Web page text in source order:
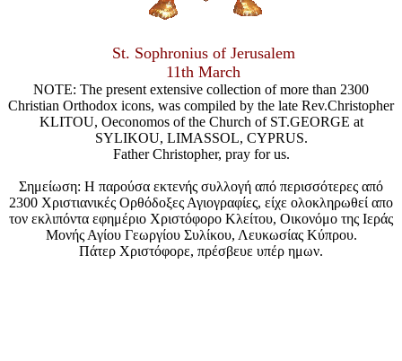
St. Sophronius of Jerusalem
11th March
NOTE: The present extensive collection of more than 2300
Christian Orthodox icons, was compiled by the late Rev.Christopher
KLITOU, Oeconomos of the Church of ST.GEORGE at
SYLIKOU, LIMASSOL, CYPRUS.
Father Christopher, pray for us.
Σημείωση: Η παρούσα εκτενής συλλογή από περισσότερες από
2300 Χριστιανικές Ορθόδοξες Αγιογραφίες, είχε ολοκληρωθεί απο
τον εκλιπόντα εφημέριο Χριστόφορο Κλείτου, Οικονόμο της Ιεράς
Μονής Αγίου Γεωργίου Συλίκου, Λευκωσίας Κύπρου.
Πάτερ Χριστόφορε, πρέσβευε υπέρ ημων.